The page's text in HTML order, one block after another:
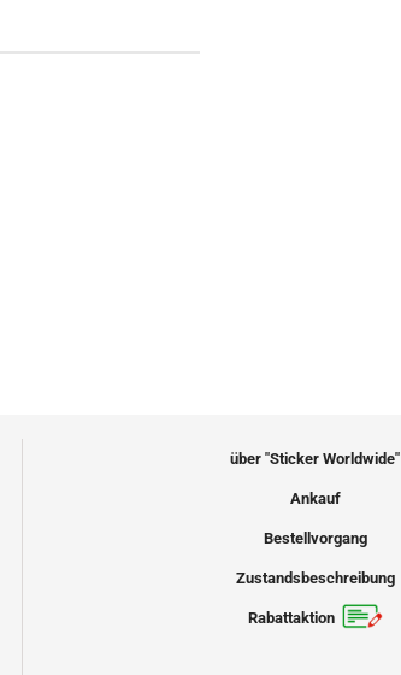
über "Sticker Worldwide"
Ankauf
Bestellvorgang
Zustandsbeschreibung
Rabattaktion